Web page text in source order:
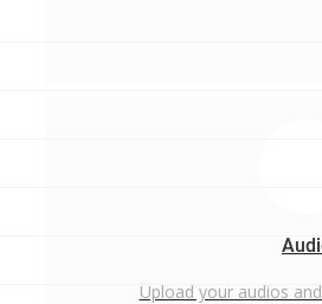
Upload your audios